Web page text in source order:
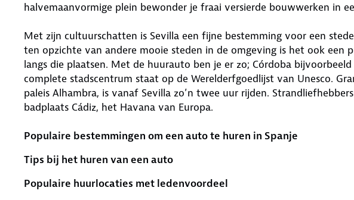
halvemaanvormige plein bewonder je fraai versierde bouwwerken in
Met zijn cultuurschatten is Sevilla een fijne bestemming voor een
ten opzichte van andere mooie steden in de omgeving is het ook een
langs die plaatsen. Met de huurauto ben je er zo; Córdoba
complete stadscentrum staat op de Werelderfgoedlijst van Unesco.
paleis Alhambra, is vanaf Sevilla zo’n twee uur rijden.
badplaats Cádiz, het Havana van Europa.
Populaire bestemmingen om een auto te huren in Spanje
Tips bij het huren van een auto
Populaire huurlocaties met ledenvoordeel